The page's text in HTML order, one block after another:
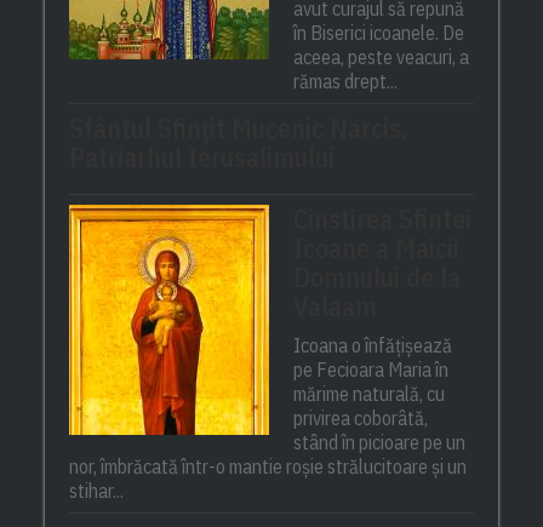
avut curajul să repună
în Biserici icoanele. De
aceea, peste veacuri, a
rămas drept...
Icoana o înfățișează
pe Fecioara Maria în
mărime naturală, cu
privirea coborâtă,
stând în picioare pe un
nor, îmbrăcată într-o mantie roșie strălucitoare și un
stihar...